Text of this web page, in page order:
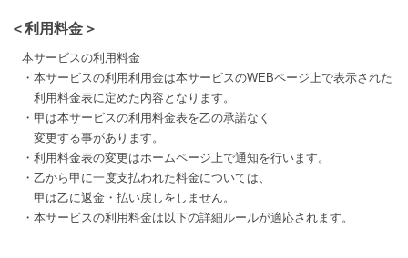
＜利用料金＞
本サービスの利用料金
・本サービスの利用利用金は本サービスのWEBページ上で表示された
利用料金表に定めた内容となります。
・甲は本サービスの利用料金表を乙の承諾なく
変更する事があります。
・利用料金表の変更はホームページ上で通知を行います。
・乙から甲に一度支払われた料金については、
甲は乙に返金・払い戻しをしません。
・本サービスの利用料金は以下の詳細ルールが適応されます。